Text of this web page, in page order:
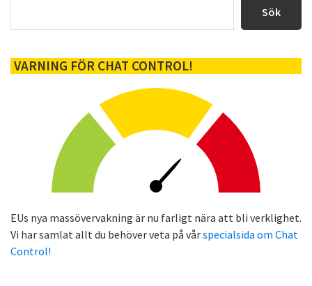
Sök
VARNING FÖR CHAT CONTROL!
EUs nya massövervakning är nu farligt nära att bli verklighet.
Vi har samlat allt du behöver veta på vårspecialsida om Chat
Control!